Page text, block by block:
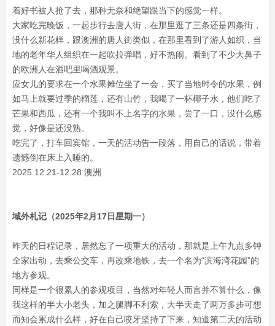
着好书被人抢了去，那种无奈和绝望跟当下的感觉一样。
大家吃完晚饭，一起步行去唐人街，在那里逛了三条还是四条街，
没什么新花样，跟澳洲的唐人街类似，在那里看到了游人如织，当
地的老年华人组织在一起吹拉弹唱，好不热闹。看到了不少大鼻子
的欧洲人在酒吧里喝酒观景。
应女儿的要求在一个水果摊位坐了一会，买了当地时令的水果，例
如马上就要过季的榴莲，还有山竹，我喝了一杯椰子水，他们吃了
芒果和西瓜，还有一个我叫不上名字的水果，尝了一口，没什么感
觉，好像是还没熟。
吃完了，打车回宾馆，一天的活动告一段落，用自己的话说，带着
遗憾倒在床上入睡的。
2025.12.21-12.28 澳洲
域外札记（2025年2月17日星期一）
昨天的日程记录，居然忘了一项重大的活动，那就是上午九点多钟
全家出动，去乘公交车，再改乘地铁，去一个名为“滨海湾花园”的
地方参观。
同样是一个很累人的参观项目，当然对年轻人而言并不算什么，像
我这样的半大小老头，加之腿脚不利索，大半天走了两万多步可想
而知会累成什么样，好在自己咬牙坚持了下来，知道第二天的活动